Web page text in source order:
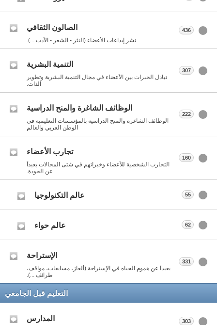
الصالون الثقافي
نشر إبداعات الأعضاء (النثر - الشعر - الأدب ...).
436
التنمية البشرية
تبادل الخبرات بين الأعضاء في مجال التنمية البشرية وتطوير
الذات.
307
الوظائف الشاغرة والمنح الدراسية
الوظائف الشاغرة والمنح الدراسية بالمؤسسات التعليمية في
الوطن العربي والعالم
222
تجارب الأعضاء
التجارب الشخصية للأعضاء وخبراتهم في شتى المجالات بعيداً
عن الجودة.
160
عالم التكنولوجيا 55
عالم حواء 62
الإستراحة
بعيداً عن هموم الحياه في الإستراحة (ألغاز، مسابقات، مواقف،
طرائف ...).
331
التعليم قبل الجامعي
المدارس 303